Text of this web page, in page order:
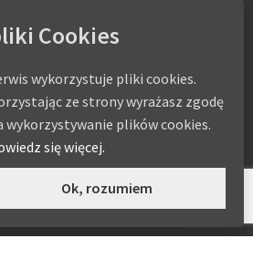
Cookies
wykorzystuje pliki cookies.
ze strony wyrażasz zgodę
wykorzystywanie plików cookies.
się więcej.
Ok, rozumiem